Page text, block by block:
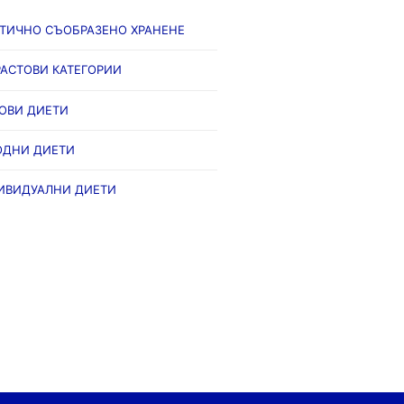
СЪОБРАЗЕНО ХРАНЕНЕ
КАТЕГОРИИ
ДИЕТИ
ДИЕТИ
ДИЕТИ